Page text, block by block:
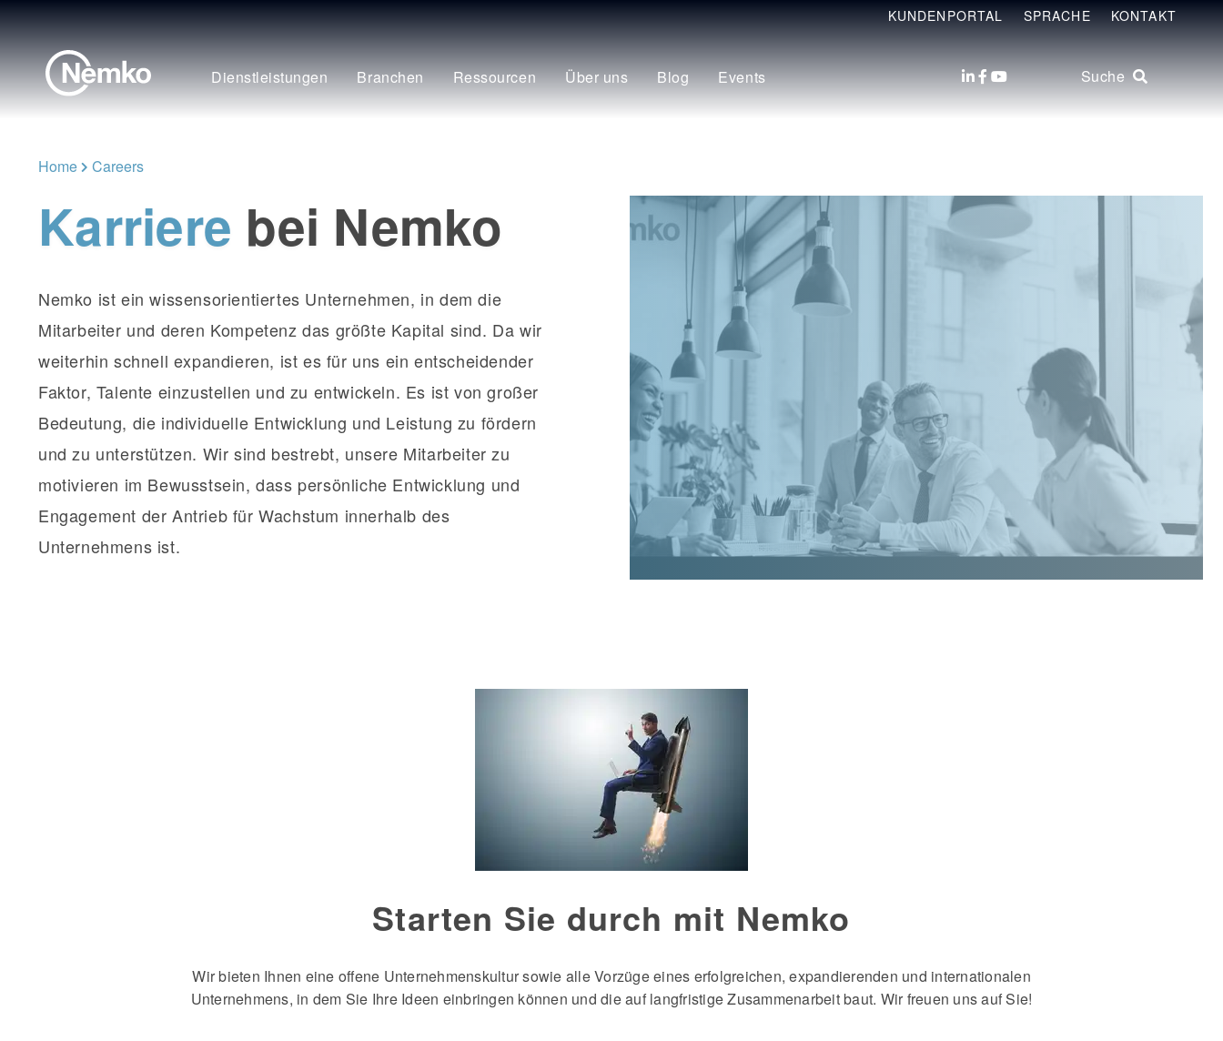
KUNDENPORTAL SPRACHE KONTAKT
Dienstleistungen Branchen Ressourcen Über uns Blog Events Suche
Home Careers
Karriere bei Nemko
Nemko ist ein wissensorientiertes Unternehmen, in dem die
Mitarbeiter und deren Kompetenz das größte Kapital sind. Da wir
weiterhin schnell expandieren, ist es für uns ein entscheidender
Faktor, Talente einzustellen und zu entwickeln. Es ist von großer
Bedeutung, die individuelle Entwicklung und Leistung zu fördern
und zu unterstützen. Wir sind bestrebt, unsere Mitarbeiter zu
motivieren im Bewusstsein, dass persönliche Entwicklung und
Engagement der Antrieb für Wachstum innerhalb des
Unternehmens ist.
Starten Sie durch mit Nemko
Wir bieten Ihnen eine offene Unternehmenskultur sowie alle Vorzüge eines erfolgreichen, expandierenden und internationalen
Unternehmens, in dem Sie Ihre Ideen einbringen können und die auf langfristige Zusammenarbeit baut. Wir freuen uns auf Sie!